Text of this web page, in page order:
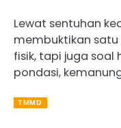
Lewat sentuhan
membuktikan
fisik, tapi juga soal
pondasi,
TMMD